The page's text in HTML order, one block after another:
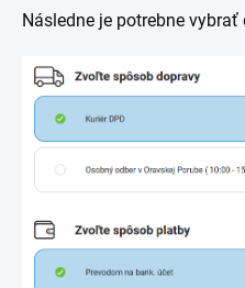
Následne je potrebne